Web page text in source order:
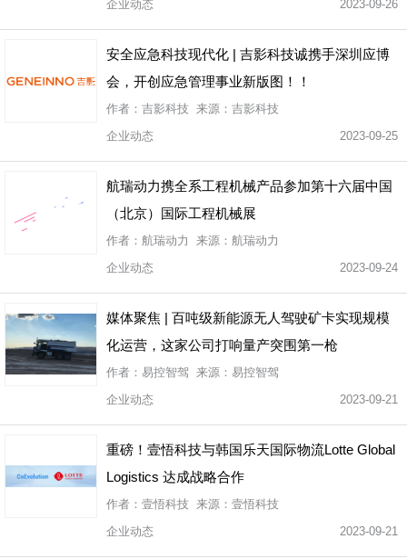
企业动态
2023-09-26
安全应急科技现代化 | 吉影科技诚携手深圳应博
会，开创应急管理事业新版图！！
作者：吉影科技 来源：吉影科技
企业动态
2023-09-25
航瑞动力携全系工程机械产品参加第十六届中国
（北京）国际工程机械展
作者：航瑞动力 来源：航瑞动力
企业动态
2023-09-24
媒体聚焦 | 百吨级新能源无人驾驶矿卡实现规模
化运营，这家公司打响量产突围第一枪
作者：易控智驾 来源：易控智驾
企业动态
2023-09-21
重磅！壹悟科技与韩国乐天国际物流Lotte Global
Logistics 达成战略合作
作者：壹悟科技 来源：壹悟科技
企业动态
2023-09-21